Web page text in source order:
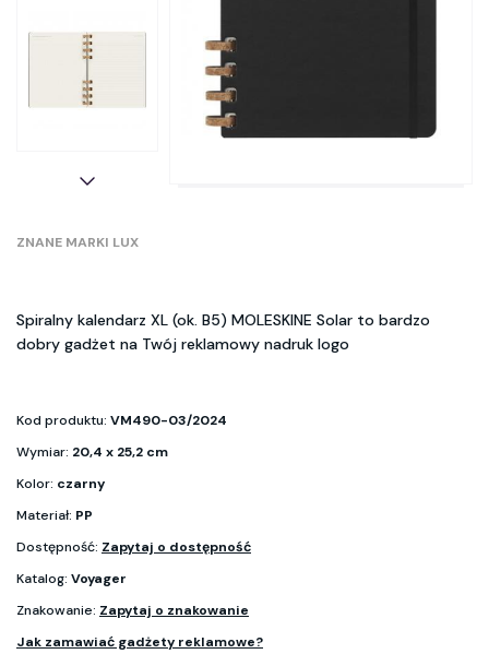
ZNANE MARKI LUX
Spiralny kalendarz XL (ok. B5) MOLESKINE Solar to bardzo
dobry gadżet na Twój reklamowy nadruk logo
Kod produktu: VM490-03/2024
Wymiar: 20,4 x 25,2 cm
Kolor: czarny
Materiał: PP
Dostępność: Zapytaj o dostępność
Katalog: Voyager
Znakowanie: Zapytaj o znakowanie
Jak zamawiać gadżety reklamowe?